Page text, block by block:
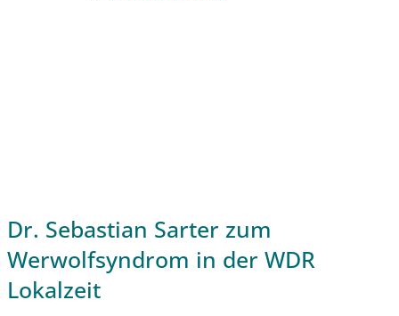
Dr. Sebastian Sarter zum
Werwolfsyndrom in der WDR
Lokalzeit